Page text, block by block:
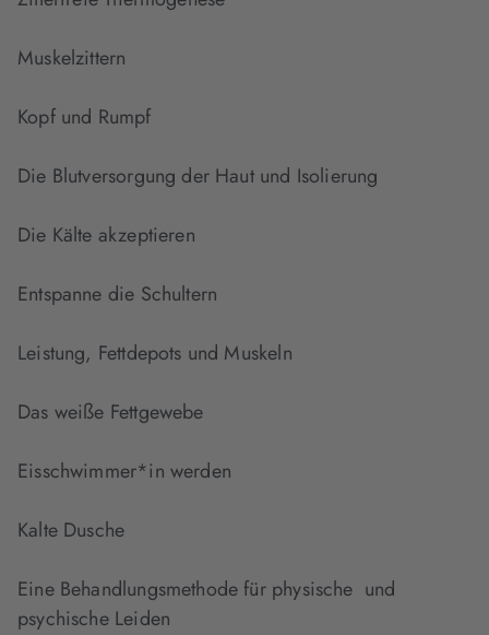
Muskelzittern
Kopf und Rumpf
Die Blutversorgung der Haut und Isolierung
Die Kälte akzeptieren
Entspanne die Schultern
Leistung, Fettdepots und Muskeln
Das weiße Fettgewebe
Eisschwimmer*in werden
Kalte Dusche
Eine Behandlungsmethode für physische und
psychische Leiden